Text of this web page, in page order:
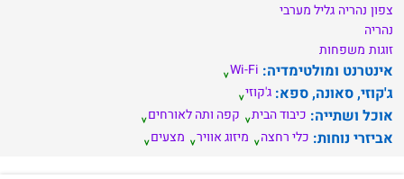
צפון נהריה גליל מערבי
נהריה
זוגות משפחות
אינטרנט ומולטימדיה: Wi-Fi
ג'קוזי, סאונה, ספא: ג'קוזי
אוכל ושתייה: כיבוד הבית קפה ותה לאורחים
אביזרי נוחות: כלי רחצה מיזוג אוויר מצעים